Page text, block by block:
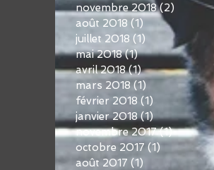
novembre 2018 (2) 2 posts
août 2018 (1) 1 post
juillet 2018 (1) 1 post
mai 2018 (1)1 post
avril 2018 (1)1 post
mars 2018 (1)
février 2018 (1)
janvier 2018 (1)1 post
novembre 2017 (1)1 post
octobre 2017 (1)
août 2017 (1)